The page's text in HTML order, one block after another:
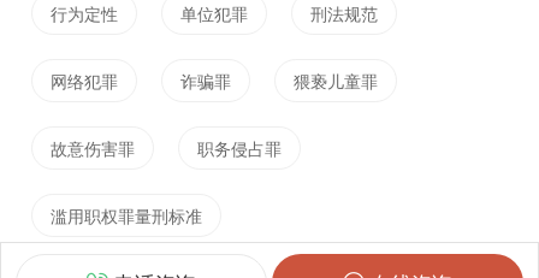
行为定性 单位犯罪 刑法规范
网络犯罪 诈骗罪 猥亵儿童罪
故意伤害罪 职务侵占罪
滥用职权罪量刑标准